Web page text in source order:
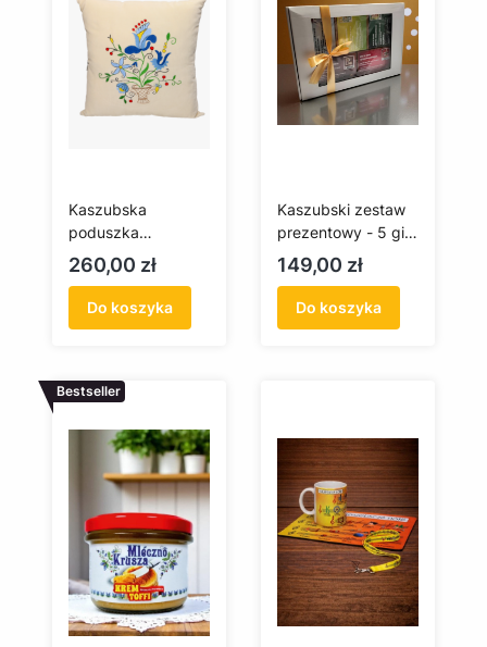
Kaszubska
poduszka
haftowana
(Żukowo)
Cena
260,00 zł
Do koszyka
Kaszubski zestaw
prezentowy - 5 gier
dla dzieci
Cena
149,00 zł
Do koszyka
Bestseller